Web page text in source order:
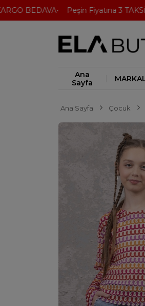
BEDAVA Peşin Fiyatına 3 TAKSİT
Ana
Sayfa
Ana Sayfa Çocuk